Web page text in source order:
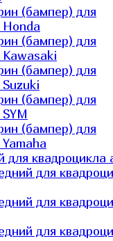
(бампер) для
Honda
(бампер) для
Kawasaki
(бампер) для
(бампер) для
(бампер) для
для квадроцикла
для
для
для